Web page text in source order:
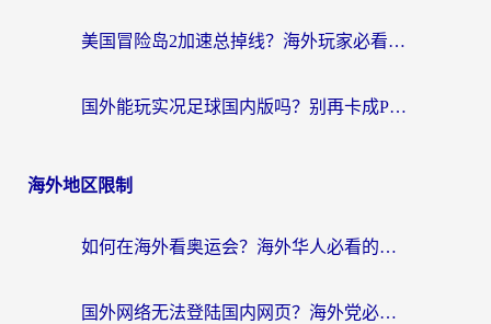
美国冒险岛2加速总掉线？海外玩家必看的国服游戏加速器选择指南
国外能玩实况足球国内版吗？别再卡成PPT！海外党国服游戏加速全攻略
海外地区限制
如何在海外看奥运会？海外华人必看的体育赛事直播终极指南
国外网络无法登陆国内网页？海外党必看：选对回国加速器实现无缝访问